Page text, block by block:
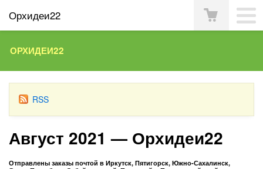
Орхидеи22
ОРХИДЕИ22
RSS
Август 2021 — Орхидеи22
Отправлены заказы почтой в Иркутск, Пятигорск, Южно-Сахалинск,